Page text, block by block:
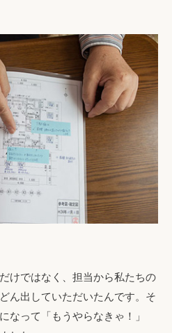
けではなく、担当から私たちの
ん出していただいたんです。そ
なって「もうやらなきゃ！」